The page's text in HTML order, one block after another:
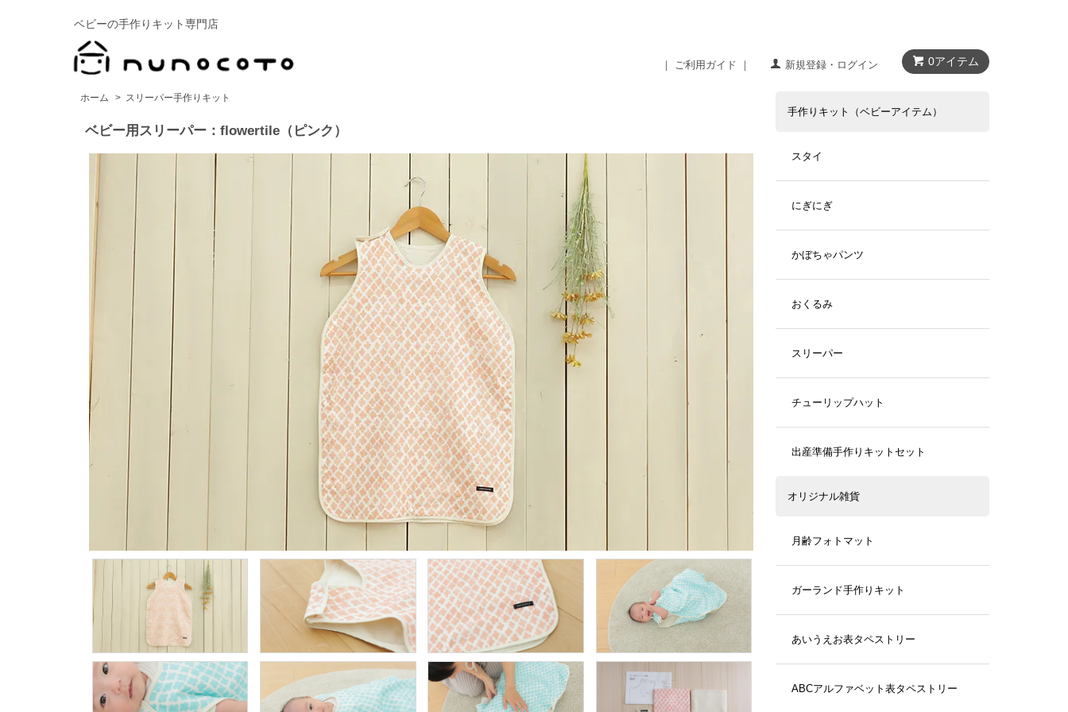
0アイテム
｜ ご利用ガイド ｜ 新規登録・ログイン
ベビーの手作りキット専門店
ホーム > スリーパー手作りキット
ベビー用スリーパー：flowertile（ピンク）
手作りキット（ベビーアイテム）
スタイ
にぎにぎ
かぼちゃパンツ
おくるみ
スリーパー
チューリップハット
出産準備手作りキットセット
オリジナル雑貨
月齢フォトマット
ガーランド手作りキット
あいうえお表タペストリー
ABCアルファベット表タペストリー